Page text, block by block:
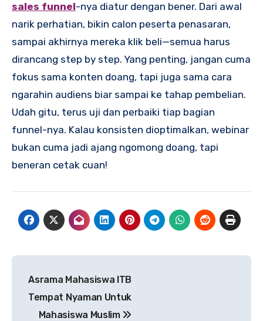
sales funnel-nya diatur dengan bener. Dari awal
narik perhatian, bikin calon peserta penasaran,
sampai akhirnya mereka klik beli—semua harus
dirancang step by step. Yang penting, jangan cuma
fokus sama konten doang, tapi juga sama cara
ngarahin audiens biar sampai ke tahap pembelian.
Udah gitu, terus uji dan perbaiki tiap bagian
funnel-nya. Kalau konsisten dioptimalkan, webinar
bukan cuma jadi ajang ngomong doang, tapi
beneran cetak cuan!
pos
Asrama Mahasiswa ITB
Tempat Nyaman Untuk
Mahasiswa Muslim